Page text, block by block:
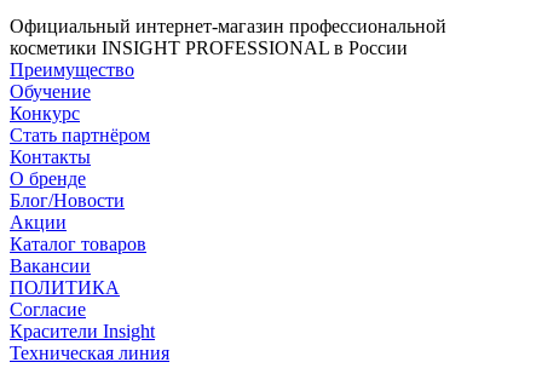
Официальный интернет-магазин профессиональной
косметики INSIGHT PROFESSIONAL в России
Преимущество
Обучение
Конкурс
Стать партнёром
Контакты
О бренде
Блог/Новости
Акции
Каталог товаров
Вакансии
ПОЛИТИКА
Согласие
Краcители Insight
Техническая линия